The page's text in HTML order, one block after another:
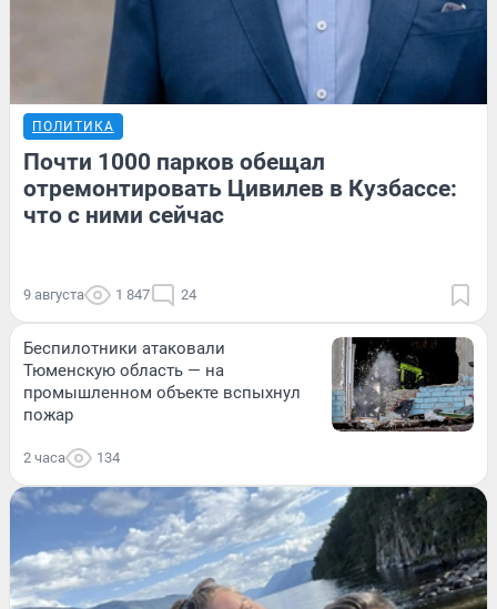
ПОЛИТИКА
Почти 1000 парков обещал
отремонтировать Цивилев в Кузбассе:
что с ними сейчас
9 августа 1 847 24
Беспилотники атаковали
Тюменскую область — на
промышленном объекте вспыхнул
пожар
2 часа 134